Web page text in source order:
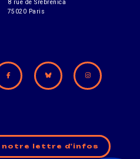
8 rue de Srebrenica
75020 Paris
notre lettre d'infos